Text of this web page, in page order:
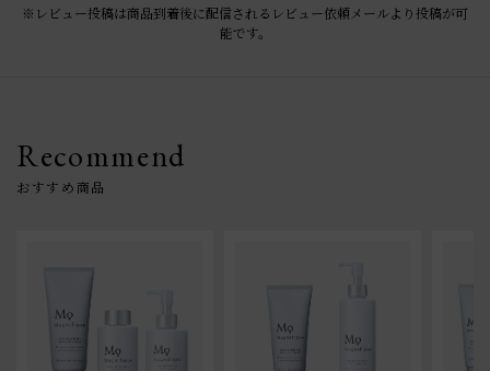
※レビュー投稿は商品到着後に配信されるレビュー依頼メールより投稿が可
能です。
Recommend